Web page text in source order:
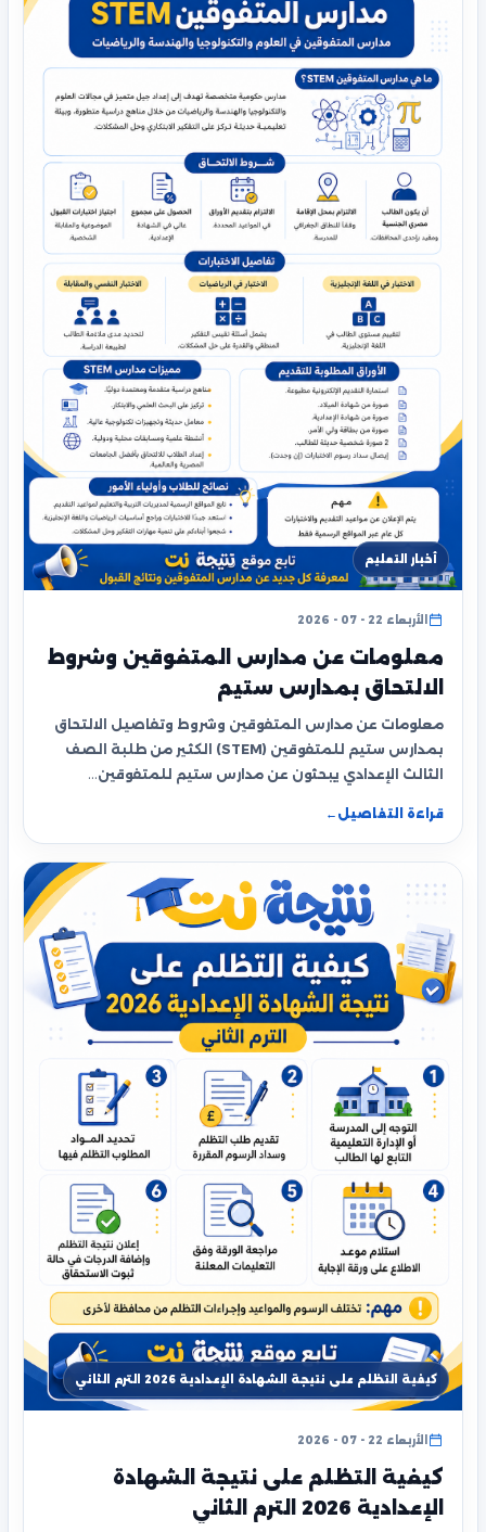
أخبار التعليم
الأربعاء 22 - 07 - 2026
معلومات عن مدارس المتفوقين وشروط
الالتحاق بمدارس ستيم
معلومات عن مدارس المتفوقين وشروط وتفاصيل الالتحاق
بمدارس ستيم للمتفوقين (STEM) الكثير من طلبة الصف
الثالث الإعدادي يبحثون عن مدارس ستيم للمتفوقين…
قراءة التفاصيل ←
كيفية التظلم على نتيجة الشهادة الإعدادية 2026 الترم الثاني
الأربعاء 22 - 07 - 2026
كيفية التظلم على نتيجة الشهادة
الإعدادية 2026 الترم الثاني